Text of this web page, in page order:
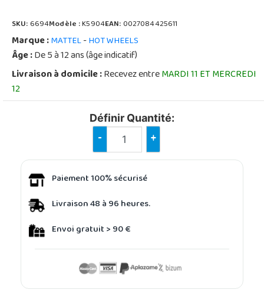
SKU:6694Modèle :K5904EAN:0027084425611
Marque :MATTEL-HOT WHEELS
Âge :De 5 à 12 ans (âge indicatif)
Livraison à domicile :Recevez entreMARDI 11 ET MERCREDI
12
Définir Quantité:
- +
Paiement 100% sécurisé
Livraison 48 à 96 heures.
Envoi gratuit > 90 €